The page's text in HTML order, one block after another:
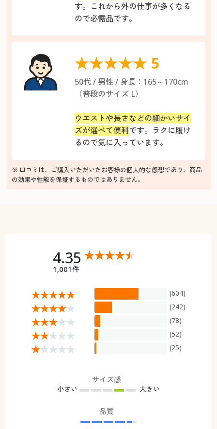
す。これから外の仕事が多くなる
ので必需品です。
★★★★★ 5
50代 / 男性 / 身長：165～170cm
（普段のサイズ L）
ウエストや長さなどの細かいサイ
ズが選べて便利です。ラクに履け
るので気に入っています。
※ 口コミは、ご購入いただいたお客様の個人的な感想であり、商品
の効果や性能を保証するものではありません。
4.35
1,001件
(604)
(242)
(78)
(52)
(25)
サイズ感
小さい 大きい
品質